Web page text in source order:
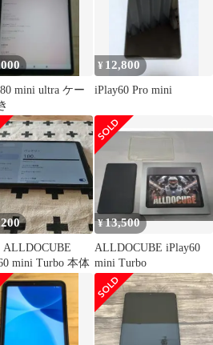
ット フィルム 硬
用 アイプレイ60
turbo 保護フィル
mini ultra ケー
¥ 12,800
iPlay60 Pro mini
mini Turbo 本体
¥13,500
ALLDOCUBE iPlay60
mini Turbo